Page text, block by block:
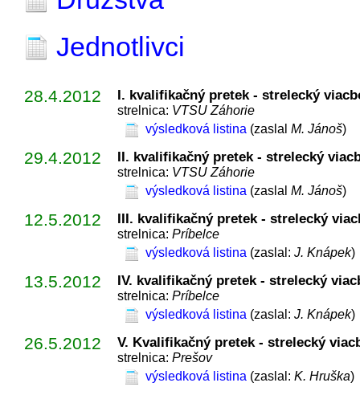
Jednotlivci
28.4.2012 I. kvalifikačný pretek - strelecký
strelnica: VTSU Záhorie
výsledková listina (zaslal M. Jánoš)
29.4.2012 II. kvalifikačný pretek - strelecký
strelnica: VTSU Záhorie
výsledková listina (zaslal M. Jánoš)
12.5.2012 III. kvalifikačný pretek - strelecký
strelnica: Príbelce
výsledková listina (zaslal: J. Knápek)
13.5.2012 IV. kvalifikačný pretek - strelecký
strelnica: Príbelce
výsledková listina (zaslal: J. Knápek)
26.5.2012 V. Kvalifikačný pretek - strelecký
strelnica: Prešov
výsledková listina (zaslal: K. Hruška)